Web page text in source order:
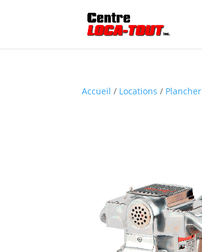
Accueil / Locations / Plancher